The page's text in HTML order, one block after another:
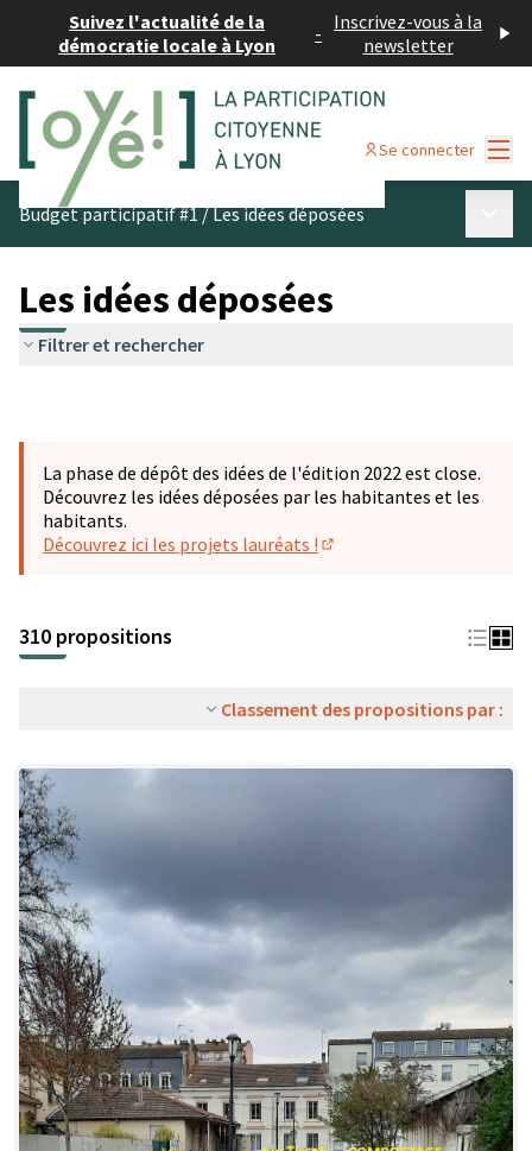
Suivez l'actualité de la
démocratie locale à Lyon
- Inscrivez-vous à la
newsletter
Se connecter
Budget participatif #1/Les idées déposées
Les idées déposées
Filtrer et rechercher
La phase de dépôt des idées de l'édition 2022 est close.
Découvrez les idées déposées par les habitantes et les
habitants.
Découvrez ici les projets lauréats !
310 propositions
Classement des propositions par :